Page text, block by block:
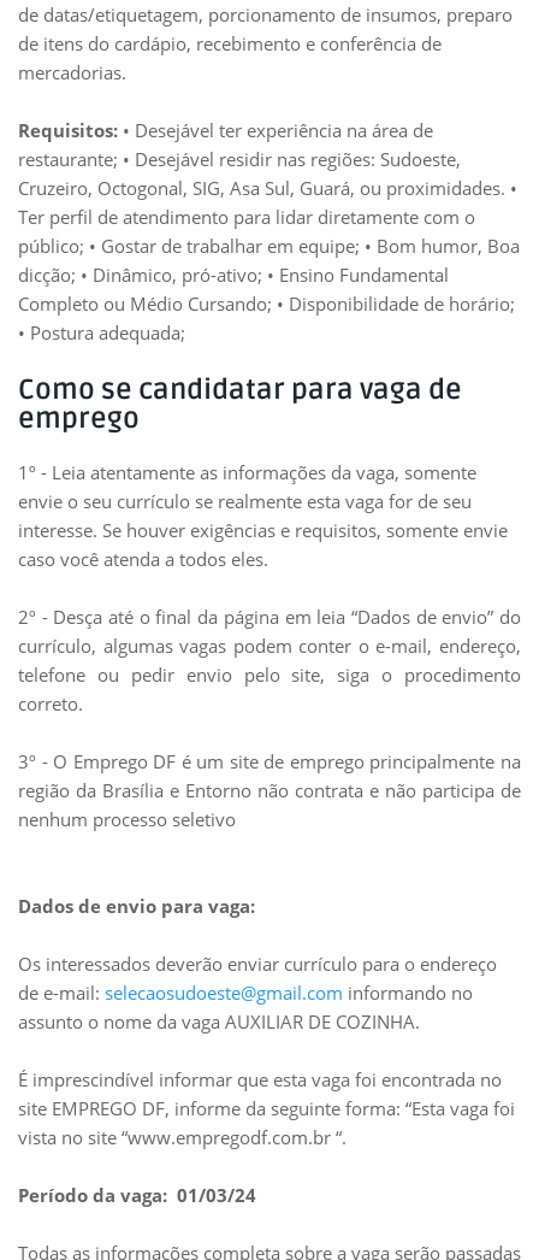
de datas/etiquetagem, porcionamento de insumos, preparo
de itens do cardápio, recebimento e conferência de
mercadorias.
Requisitos: • Desejável ter experiência na área de
restaurante; • Desejável residir nas regiões: Sudoeste,
Cruzeiro, Octogonal, SIG, Asa Sul, Guará, ou proximidades. •
Ter perfil de atendimento para lidar diretamente com o
público; • Gostar de trabalhar em equipe; • Bom humor, Boa
dicção; • Dinâmico, pró-ativo; • Ensino Fundamental
Completo ou Médio Cursando; • Disponibilidade de horário;
• Postura adequada;
Como se candidatar para vaga de
emprego
1º - Leia atentamente as informações da vaga, somente
envie o seu currículo se realmente esta vaga for de seu
interesse. Se houver exigências e requisitos, somente envie
caso você atenda a todos eles.
2º - Desça até o final da página em leia “Dados de envio” do
currículo, algumas vagas podem conter o e-mail, endereço,
telefone ou pedir envio pelo site, siga o procedimento
correto.
3º - O Emprego DF é um site de emprego principalmente na
região da Brasília e Entorno não contrata e não participa de
nenhum processo seletivo
Dados de envio para vaga:
Os interessados deverão enviar currículo para o endereço
de e-mail: selecaosudoeste@gmail.com informando no
assunto o nome da vaga AUXILIAR DE COZINHA.
É imprescindível informar que esta vaga foi encontrada no
site EMPREGO DF, informe da seguinte forma: “Esta vaga foi
vista no site “www.empregodf.com.br “.
Período da vaga: 01/03/24
Todas as informações completa sobre a vaga serão passadas